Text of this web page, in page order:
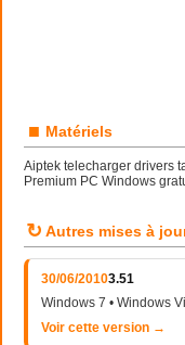
■ Matériels
Aiptek telecharger drivers
Premium PC Windows
↻ Autres mises à
30/06/20103.51
Windows 7 • Windows
Voir cette version →